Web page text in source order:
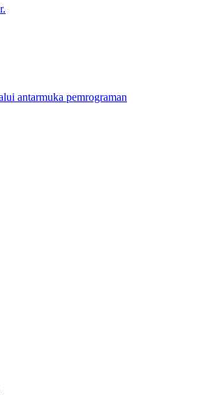
antarmuka pemrograman